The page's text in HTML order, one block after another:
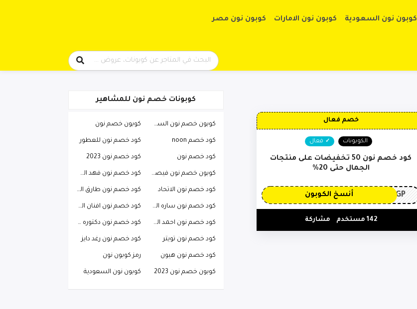
كوبون نون السعودية كوبون نون الامارات كوبون نون مصر
خصم فعال
الكوبونات فعال
كود خصم نون 50 تخفيضات على منتجات
الجمال حتى 20%
3GP أنسخ الكوبون
142 مستخدم مشاركة
كوبونات خصم نون للمشاهير
كوبون خصم نون السعودية كوبون خصم نون
كود خصم noon كود خصم نون للعطور
كود خصم نون كود خصم نون 2023
كوبون خصم نون فيصل السيف كود خصم نون فهد العرادي
كود خصم نون الاتحاد كود خصم نون طارق الحربي
كود خصم نون ساره الودعاني كود خصم نون افنان الباتل
كود خصم نون احمد البارقي كود خصم نون دكتوره خلود
كود خصم نون تويتر كود خصم نون رغد دايز
كود خصم نون هيون رمز كوبون نون
كوبون خصم نون 2023 كوبون نون السعودية